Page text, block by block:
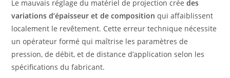
Le mauvais réglage du matériel de projection créedes
variations d’épaisseur et de composition qui affaiblissent
localement le revêtement. Cette erreur technique nécessite
un opérateur formé qui maîtrise les paramètres de
pression, de débit, et de distance d’application selon les
spécifications du fabricant.